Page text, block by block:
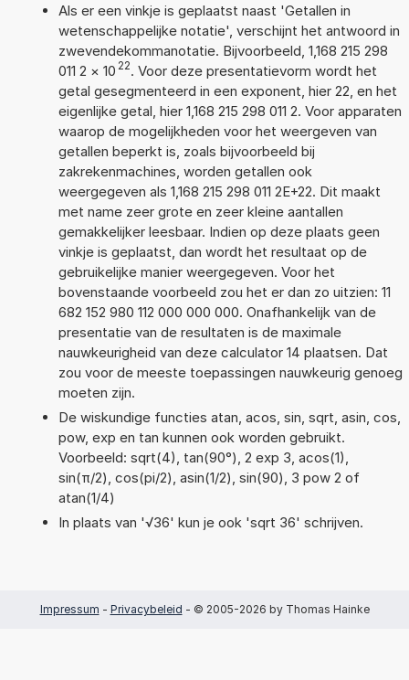
Als er een vinkje is geplaatst naast 'Getallen in
wetenschappelijke notatie', verschijnt het antwoord in
zwevendekommanotatie. Bijvoorbeeld, 1,168 215 298
011 2 × 10 22. Voor deze presentatievorm wordt het
getal gesegmenteerd in een exponent, hier 22, en het
eigenlijke getal, hier 1,168 215 298 011 2. Voor apparaten
waarop de mogelijkheden voor het weergeven van
getallen beperkt is, zoals bijvoorbeeld bij
zakrekenmachines, worden getallen ook
weergegeven als 1,168 215 298 011 2E+22. Dit maakt
met name zeer grote en zeer kleine aantallen
gemakkelijker leesbaar. Indien op deze plaats geen
vinkje is geplaatst, dan wordt het resultaat op de
gebruikelijke manier weergegeven. Voor het
bovenstaande voorbeeld zou het er dan zo uitzien: 11
682 152 980 112 000 000 000. Onafhankelijk van de
presentatie van de resultaten is de maximale
nauwkeurigheid van deze calculator 14 plaatsen. Dat
zou voor de meeste toepassingen nauwkeurig genoeg
moeten zijn.
De wiskundige functies atan, acos, sin, sqrt, asin, cos,
pow, exp en tan kunnen ook worden gebruikt.
Voorbeeld: sqrt(4), tan(90°), 2 exp 3, acos(1),
sin(π/2), cos(pi/2), asin(1/2), sin(90), 3 pow 2 of
atan(1/4)
In plaats van '√36' kun je ook 'sqrt 36' schrijven.
Impressum - Privacybeleid - © 2005-2026 by Thomas Hainke